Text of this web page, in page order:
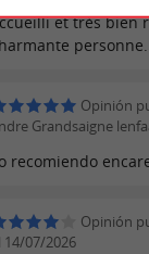
et très bien
personne.
Opinión
Grandsaigne
recomiendo
Opinión
14/07/2026